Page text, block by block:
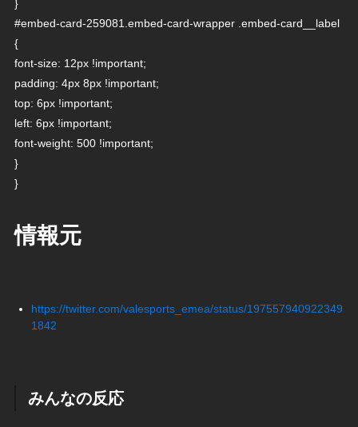
}
#embed-card-259081.embed-card-wrapper .embed-card__label
{
font-size: 12px !important;
padding: 4px 8px !important;
top: 6px !important;
left: 6px !important;
font-weight: 500 !important;
}
}
情報元
https://twitter.com/valesports_emea/status/197557940922349
1842
みんなの反応